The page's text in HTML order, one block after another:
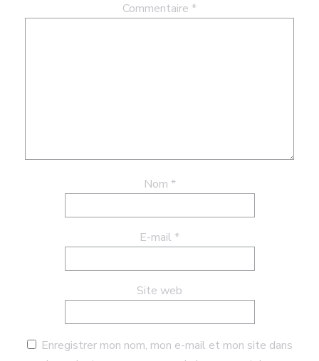
Commentaire *
Nom *
E-mail *
Site web
Enregistrer mon nom, mon e-mail et mon site dans